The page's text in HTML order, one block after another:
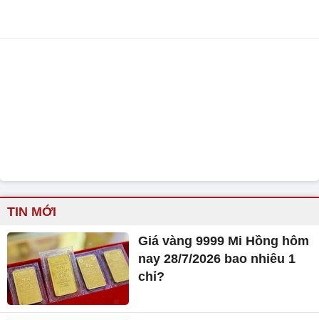
TIN MỚI
Giá vàng 9999 Mi Hồng hôm
nay 28/7/2026 bao nhiêu 1
chỉ?